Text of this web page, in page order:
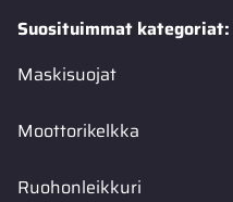
Suosituimmat kategoriat:
Maskisuojat
Moottorikelkka
Ruohonleikkuri